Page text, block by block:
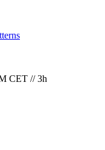
CET // 3h